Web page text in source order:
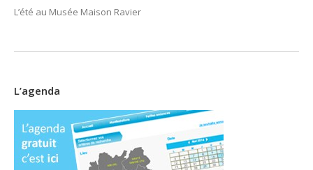
L’été au Musée Maison Ravier
L’agenda